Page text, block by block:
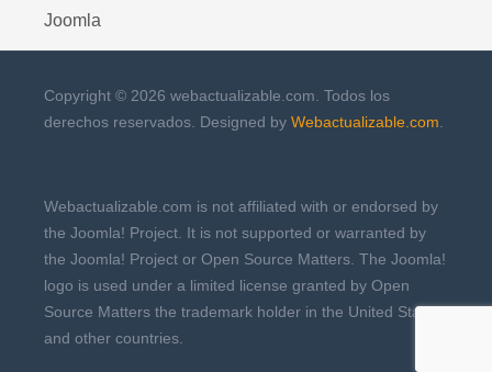
Joomla
Copyright © 2026 webactualizable.com. Todos los
derechos reservados. Designed by Webactualizable.com
Webactualizable.com is not affiliated with or endorsed by
the Joomla! Project. It is not supported or warranted by
the Joomla! Project or Open Source Matters. The Joomla!
logo is used under a limited license granted by Open
Source Matters the trademark holder in the United States
and other countries.